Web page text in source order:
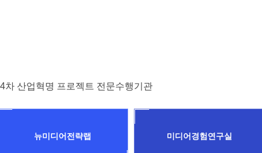
4차 산업혁명 프로젝트 전문수행기관
뉴미디어전략랩 미디어경험연구실